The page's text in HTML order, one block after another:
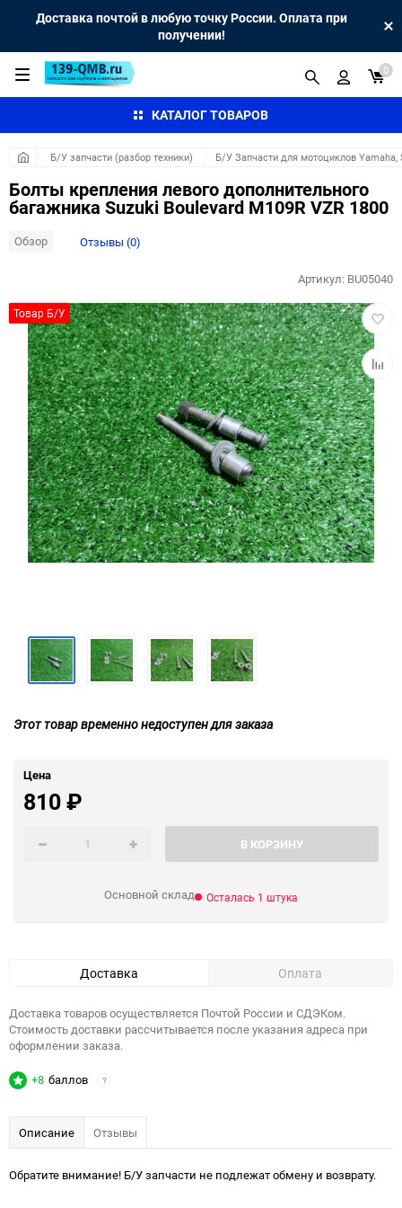
Доставка почтой в любую точку России. Оплата при
получении!
КАТАЛОГ ТОВАРОВ
0
Б/У запчасти (разбор техники) Б/У Запчасти для мотоциклов Yamaha,
Болты крепления левого дополнительного
багажника Suzuki Boulevard M109R VZR 1800
Обзор Отзывы (0)
Товар Б/У
в
к
Артикул: BU05040
Этот товар временно недоступен для заказа
Цена
810₽
В КОРЗИНУ
Основной склад Осталась 1 штука
Доставка Оплата
Доставка товаров осуществляется Почтой России и СДЭКом.
Стоимость доставки рассчитывается после указания адреса при
оформлении заказа.
+8 баллов ?
Описание Отзывы
Обратите внимание! Б/У запчасти не подлежат обмену и возврату.